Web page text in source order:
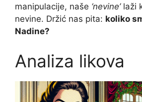
manipulacije, naše ‘nevine’laži
nevine. Držić nas pita: koliko
Nadine?
Analiza likova